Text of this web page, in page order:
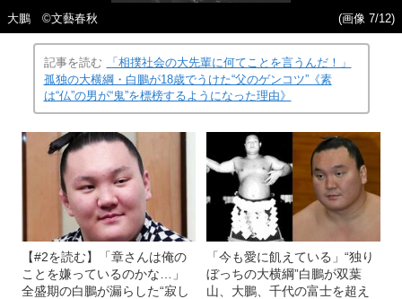
大鵬 ©文藝春秋 (画像 7/12)
記事を読む
「相撲社会の大先輩に何てことを言うんだ！」
孤独の大横綱・白鵬が18歳でうけた“父のゲンコツ”《素
は“仏”の男が“鬼”を標榜するようになった理由》
【#2を読む】「章さんは俺の
ことを嫌っているのかな…」
全盛期の白鵬が漏らした“寂し
「今も愛に飢えている」“独り
ぼっちの大横綱”白鵬が双葉
山、大鵬、千代の富士を超え